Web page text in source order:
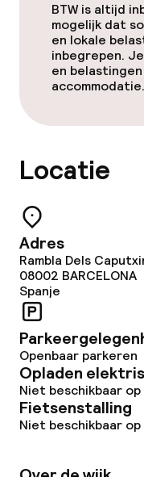
Wasservice
Zakelijke
Beleid
Overal
BTW is altijd
mogelijk dat
en lokale
inbegrepen.
en
accommodatie.
Locatie
Adres
Rambla Dels
08002 BARCELONA
Spanje
Openbaar parkeren
Opladen
Niet beschikbaar
Fietsenstalling
Niet beschikbaar